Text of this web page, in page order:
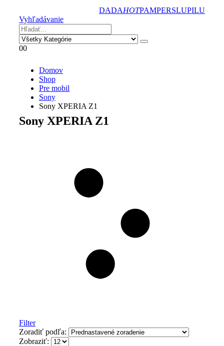
DADAHOTPAMPERSLUPILU
Vyhľadávanie
00
Domov
Shop
Pre mobil
Sony
Sony XPERIA Z1
Sony XPERIA Z1
Filter
Zoradiť podľa:
Zobraziť: